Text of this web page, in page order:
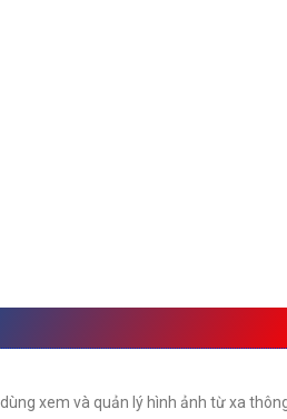
xem và quản lý hình ảnh từ xa